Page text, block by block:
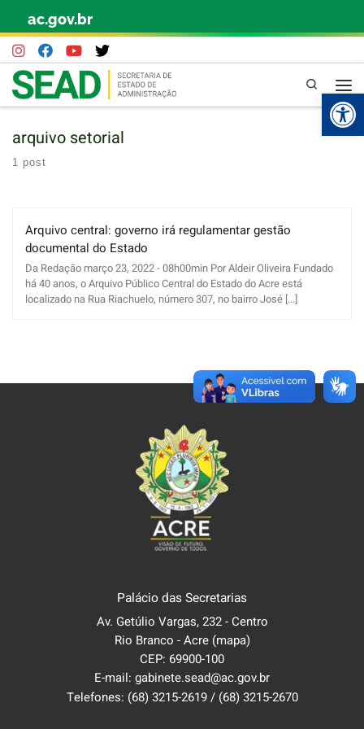
Skip to content
ac.gov.br
Pesquisa
arquivo setorial
1 post
Arquivo central: governo irá regulamentar gestão
documental do Estado
Da Redação março 23, 2022 - 08h00min Por Aldeir Oliveira Fundado
há 40 anos, o Arquivo Público Central do Estado do Acre está
localizado na Rua Riachuelo, número 307, no bairro José [...]
Palácio das Secretarias
Av. Getúlio Vargas, 232 - Centro
Rio Branco - Acre (mapa)
CEP: 69900-100
E-mail: gabinete.sead@ac.gov.br
Telefones: (68) 3215-2619/ (68) 3215-2670